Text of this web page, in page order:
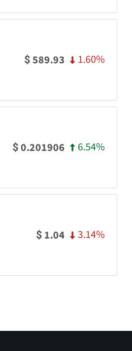
$589.93 1.60%
$0.201906 6.54%
$ 1.04 3.14%